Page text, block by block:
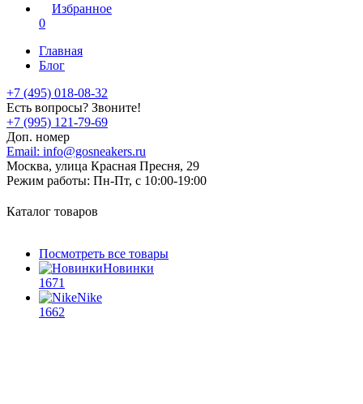
Избранное
0
Главная
Блог
+7 (495) 018-08-32
Есть вопросы? Звоните!
+7 (995) 121-79-69
Доп. номер
Email: info@gosneakers.ru
Москва, улица Красная Пресня, 29
Режим работы: Пн-Пт, с 10:00-19:00
Каталог товаров
Посмотреть все товары
Новинки
1671
Nike
1662